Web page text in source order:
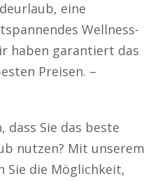
eine
Wellness-
haben garantiert das
Preisen. –
dass Sie das beste
nutzen? Mit unserem
Sie die Möglichkeit,